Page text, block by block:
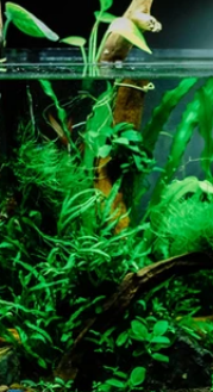
Fine-Tuning